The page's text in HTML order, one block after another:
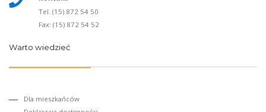
Tel. (15) 872 54 50
Fax: (15) 872 54 52
Warto wiedzieć
Dla mieszkańców